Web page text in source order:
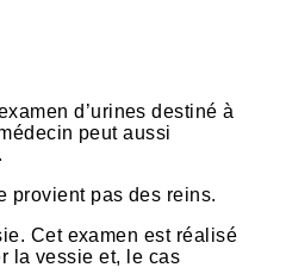
d’urines destiné à
peut aussi
provient pas des reins.
Cet examen est réalisé
la vessie et, le cas